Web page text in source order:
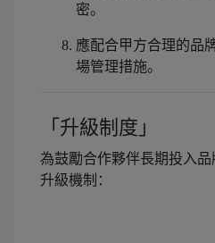
密。
應配合甲方合理的品
場管理措施。
「升級制度」
為鼓勵合作夥伴長期投入
升級機制：